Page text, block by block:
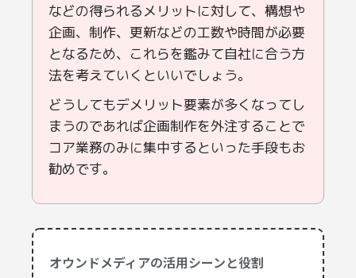
などの得られるメリットに対して、構想や
企画、制作、更新などの工数や時間が必要
となるため、これらを鑑みて自社に合う方
法を考えていくといいでしょう。
どうしてもデメリット要素が多くなってし
まうのであれば企画制作を外注することで
コア業務のみに集中するといった手段もお
勧めです。
オウンドメディアの活用シーンと役割